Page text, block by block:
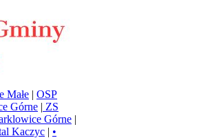
Małe | OSP
Górne | ZS
Górne |
Kaczyc | •